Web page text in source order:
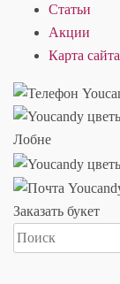
Статьи
Акции
Карта сайта
Заказать букет